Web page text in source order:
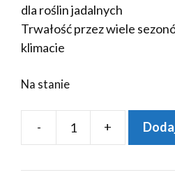
dla roślin jadalnych
Trwałość przez wiele
klimacie
Na stanie
-
ilość
+